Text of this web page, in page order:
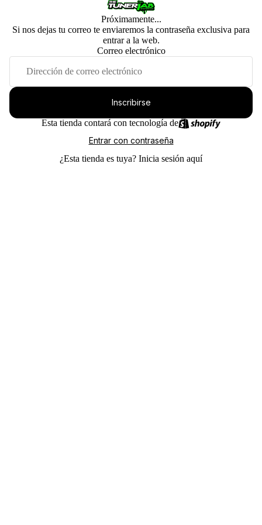
Próximamente...
Si nos dejas tu correo te enviaremos la contraseña exclusiva para
entrar a la web.
Correo electrónico
Inscribirse
Esta tienda contará con tecnología de
Entrar con contraseña
¿Esta tienda es tuya? Inicia sesión aquí